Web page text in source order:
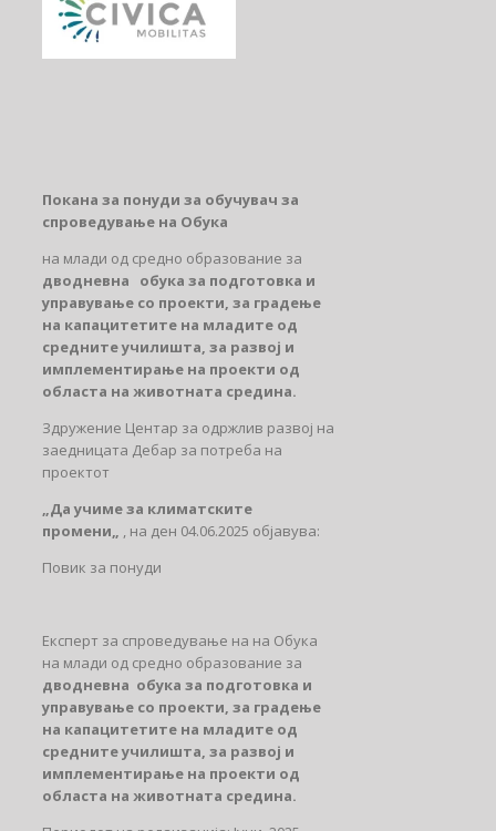
Покана за понуди за обучувач за
спроведување на Обука
на млади од средно образование за
дводневна
обука за подготовка и
управување со проекти, за градење
на капацитетите на младите од
средните училишта, за развој и
имплементирање на проекти од
областа на животната средина.
Здружение Центар за одржлив развој на
заедницата Дебар за потреба на
проектот
„Да учиме за климатските
промени„ , на ден 04.06.2025 објавува:
Повик за понуди
Експерт за спроведување на на Обука
на млади од средно образование за
дводневна обука за подготовка и
управување со проекти, за градење
на капацитетите на младите од
средните училишта, за развој и
имплементирање на проекти од
областа на животната средина.